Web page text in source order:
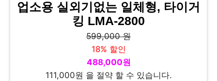
업소용 실외기없는 일체형, 타이거
킹 LMA-2800
599,000 원
18% 할인
488,000원
111,000원 을 절약 할 수 있습니다.